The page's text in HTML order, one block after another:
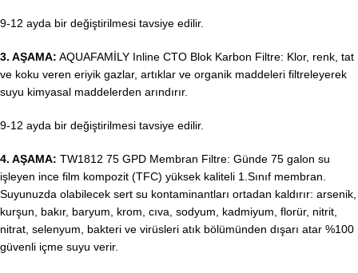
9-12 ayda bir değiştirilmesi tavsiye edilir.
3. AŞAMA: AQUAFAMİLY Inline CTO Blok Karbon Filtre: Klor, renk, tat
ve koku veren eriyik gazlar, artıklar ve organik maddeleri filtreleyerek
suyu kimyasal maddelerden arındırır.
9-12 ayda bir değiştirilmesi tavsiye edilir.
4. AŞAMA: TW1812 75 GPD Membran Filtre: Günde 75 galon su
işleyen ince film kompozit (TFC) yüksek kaliteli 1.Sınıf membran.
Suyunuzda olabilecek sert su kontaminantları ortadan kaldırır: arsenik,
kurşun, bakır, baryum, krom, cıva, sodyum, kadmiyum, florür, nitrit,
nitrat, selenyum, bakteri ve virüsleri atık bölümünden dışarı atar %100
güvenli içme suyu verir.